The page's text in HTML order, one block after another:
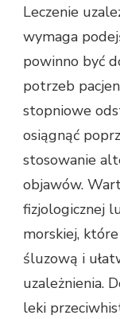
Leczenie
wymaga
powinno być
potrzeb
stopniowe
osiągnąć
stosowanie
objawów.
fizjologicznej
morskiej,
śluzową i
uzależnienia.
leki